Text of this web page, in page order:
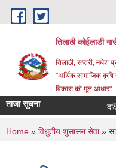
Skip to main content
तिलाठी कोईलाडी
तिलाठी, सप्तरी, मधेश
"अर्थिक सामाजिक कृषि
विकास को मूल आधार"
ताजा सूचना
You are here
Home » विधुतीय शुसासन सेवा»